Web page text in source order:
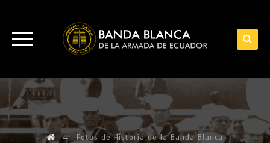
Skip
to
content
→Fotos de Historia de la Banda Blanca